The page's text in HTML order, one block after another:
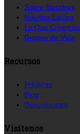
Sobre Nosotros
Nuestro Equipo
Lo Que Creemos
Grupos de Vida
Recursos
Prédicas
Blog
Devocionales
Visítenos